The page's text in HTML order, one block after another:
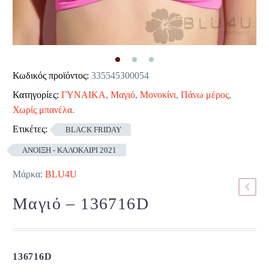
Κωδικός προϊόντος: 335545300054
Κατηγορίες: ΓΥΝΑΙΚΑ, Μαγιό, Μονοκίνι, Πάνω μέρος,
Χωρίς μπανέλα.
Ετικέτες:
BLACK FRIDAY
ΑΝΟΙΞΗ - ΚΑΛΟΚΑΙΡΙ 2021
Μάρκα: BLU4U
Μαγιό – 136716D
136716D